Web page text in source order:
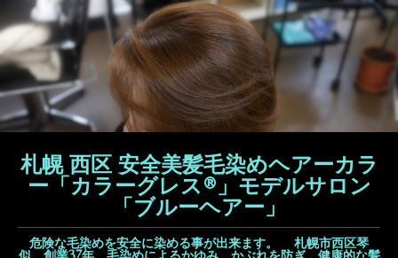
札幌 西区 安全美髪毛染めヘアーカラ
ー「カラーグレス®」モデルサロン
「ブルーヘアー」
危険な毛染めを安全に染める事が出来ます。 札幌市西区琴